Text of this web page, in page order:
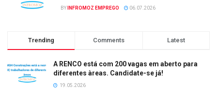
BY INFROMOZ EMPREGO 06.07.2026
Trending Comments Latest
A RENCO está com 200 vagas em aberto para
diferentes àreas. Candidate-se já!
19.05.2026